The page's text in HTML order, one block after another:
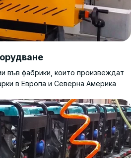
във фабрики, които произвеждат
в Европа и Северна Америка